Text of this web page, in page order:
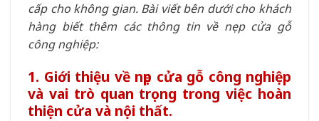
cấp cho không gian. Bài viết bên dưới cho khách
hàng biết thêm các thông tin về nẹp cửa gỗ
công nghiệp:
1. Giới thiệu về nẹp cửa gỗ công nghiệp
và vai trò quan trọng trong việc hoàn
thiện cửa và nội thất.